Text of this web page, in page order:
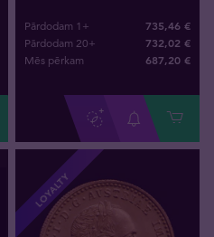
Pārdodam 1+ 735,46 €
Pārdodam 20+ 732,02 €
Mēs pērkam 687,20 €
LOYALTY